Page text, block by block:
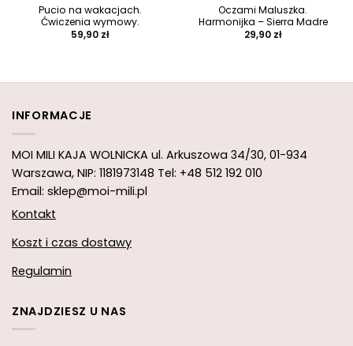
Pucio na wakacjach.
Ćwiczenia wymowy.
59,90 zł
Oczami Maluszka.
Harmonijka – Sierra Madre
29,90 zł
INFORMACJE
MOI MILI KAJA WOLNICKA ul. Arkuszowa 34/30, 01-934
Warszawa, NIP: 1181973148 Tel: +48 512 192 010
Email: sklep@moi-mili.pl
Kontakt
Koszt i czas dostawy
Regulamin
ZNAJDZIESZ U NAS